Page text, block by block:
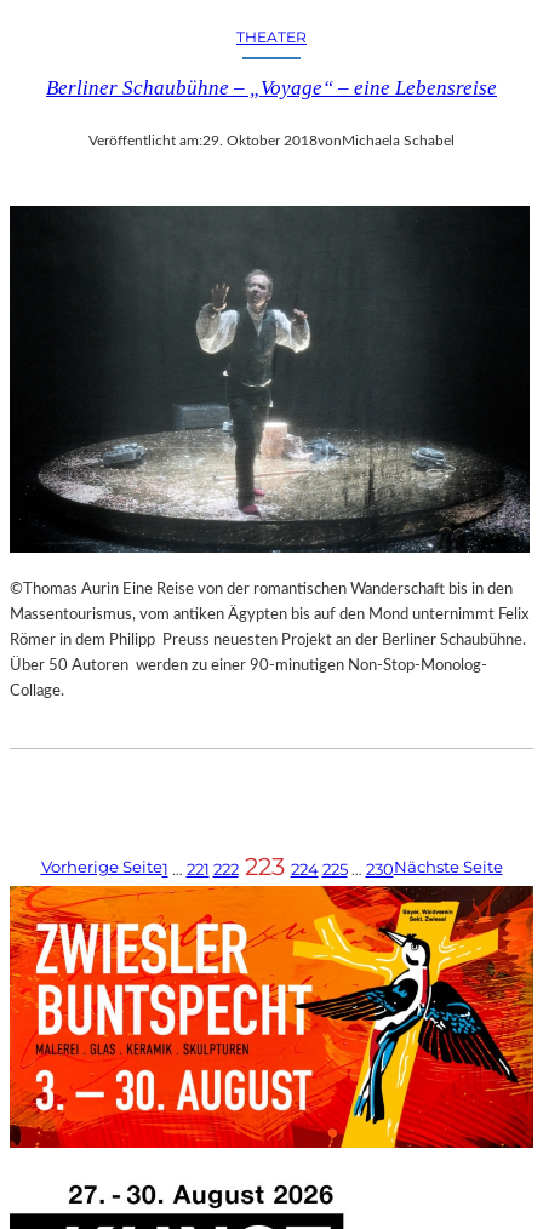
THEATER
Berliner Schaubühne – „Voyage“ – eine Lebensreise
Veröffentlicht am:29. Oktober 2018vonMichaela Schabel
©Thomas Aurin Eine Reise von der romantischen Wanderschaft bis in den
Massentourismus, vom antiken Ägypten bis auf den Mond unternimmt Felix
Römer in dem Philipp Preuss neuesten Projekt an der Berliner Schaubühne.
Über 50 Autoren werden zu einer 90-minutigen Non-Stop-Monolog-
Collage.
Vorherige Seite1 … 221 222 223 224 225 … 230Nächste Seite